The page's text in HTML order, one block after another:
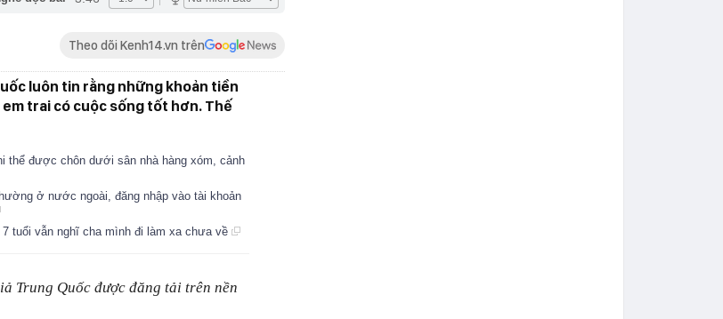
Theo dõi Kenh14.vn trên
luôn tin rằng những khoản tiền
trai có cuộc sống tốt hơn. Thế
thể được chôn dưới sân nhà hàng xóm, cảnh
ở nước ngoài, đăng nhập vào tài khoản
tuổi vẫn nghĩ cha mình đi làm xa chưa về
Trung Quốc được đăng tải trên nền